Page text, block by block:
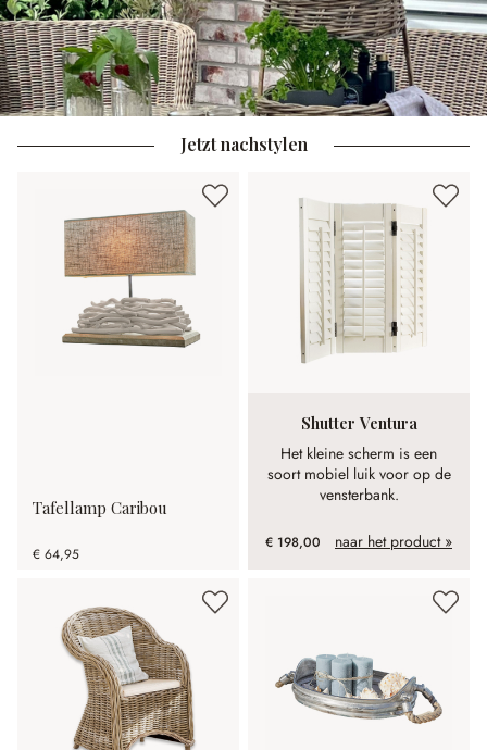
Jetzt nachstylen
Tafellamp Caribou
€ 64,95
Shutter Ventura
Het kleine scherm is een
soort mobiel luik voor op de
vensterbank.
€ 198,00 naar het product »